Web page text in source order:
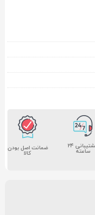
پشتیبانی ۲۴
ساعته ضمانت اصل بودن
کالا